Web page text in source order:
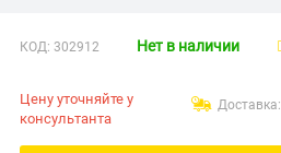
КОД: 302912 Нет в наличии
Цену уточняйте у
консультанта
Доставка: